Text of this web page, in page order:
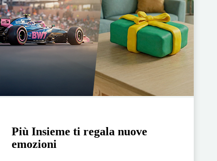
Più Insieme ti regala nuove
emozioni